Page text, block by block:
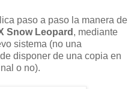
paso a paso la manera de
Snow Leopard , mediante
sistema (no una
disponer de una copia en
o no).